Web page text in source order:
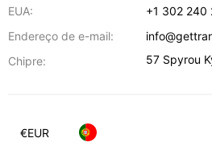
EUA:
+1 302 240
Endereço de e-mail:
Chipre:
57 Spyrou
€EUR